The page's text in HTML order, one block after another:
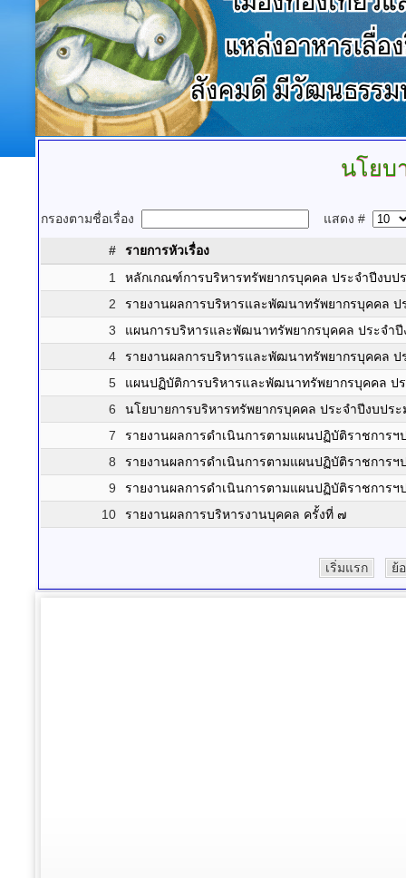
นโยบ
กรองตามชื่อเรื่อง แสดง #
#
รายการหัวเรื่อง
1
หลักเกณฑ์การบริหารทรัพยากรบุคคล ประจำปีงบ
2
รายงานผลการบริหารและพัฒนาทรัพยากรบุคคล
3
แผนการบริหารและพัฒนาทรัพยากรบุคคล ประจำ
4
รายงานผลการบริหารและพัฒนาทรัพยากรบุคคล
5
แผนปฏิบัติการบริหารและพัฒนาทรัพยากรบุคคล
6
นโยบายการบริหารทรัพยากรบุคคล ประจำปีงบป
7
รายงานผลการดำเนินการตามแผนปฏิบัติราชการ
8
รายงานผลการดำเนินการตามแผนปฏิบัติราชการ
9
รายงานผลการดำเนินการตามแผนปฏิบัติราชการ
10
รายงานผลการบริหารงานบุคคล ครั้งที่ ๗
เริ่มแรก ย้